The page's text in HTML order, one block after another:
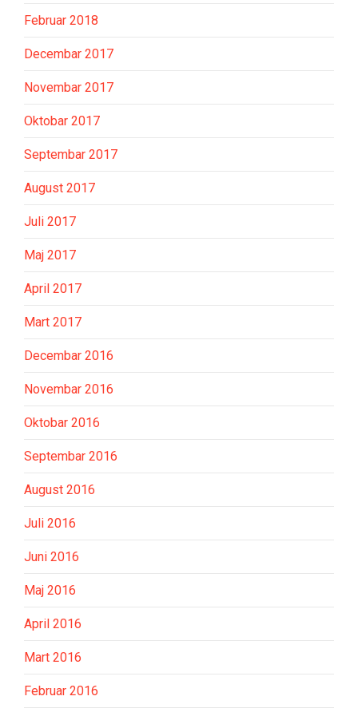
Februar 2018
Decembar 2017
Novembar 2017
Oktobar 2017
Septembar 2017
August 2017
Juli 2017
Maj 2017
April 2017
Mart 2017
Decembar 2016
Novembar 2016
Oktobar 2016
Septembar 2016
August 2016
Juli 2016
Juni 2016
Maj 2016
April 2016
Mart 2016
Februar 2016